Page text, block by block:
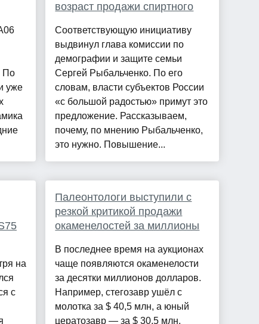
По
уже
на
с
возраст продажи спиртного
Соответствующую инициативу
выдвинул глава комиссии по
демографии и защите семьи
Сергей Рыбальченко. По его
словам, власти субъектов России
«с большой радостью» примут это
предложение. Рассказываем,
почему, по мнению Рыбальченко,
это нужно. Повышение...
Палеонтологи выступили с
резкой критикой продажи
окаменелостей за миллионы
В последнее время на аукционах
чаще появляются окаменелости
за десятки миллионов долларов.
Например, стегозавр ушёл с
молотка за $ 40,5 млн, а юный
цератозавр — за $ 30,5 млн.